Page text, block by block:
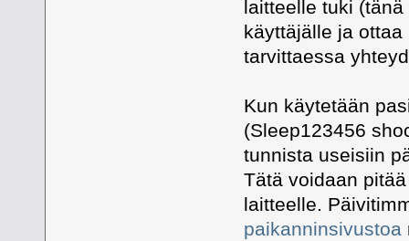
laitteelle tuki
käyttäjälle ja
tarvittaessa
Kun käytetään
(Sleep123456
tunnista useisiin
Tätä voidaan
laitteelle.
paikanninsivustoa